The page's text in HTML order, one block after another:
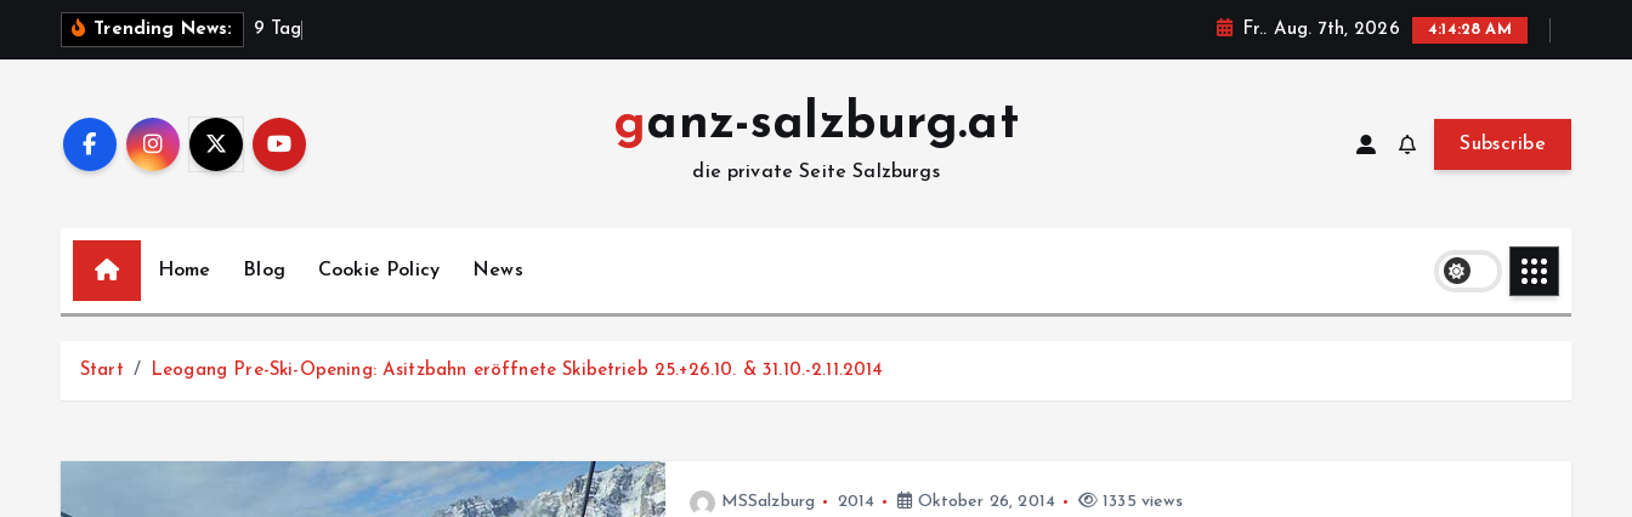
Trending News: 9 ag Fr.. Aug. 7th, 2026 4:14:29 AM
ganz-salzburg.at
die private Seite Salzburgs
Subscribe
Home Blog Cookie Policy News
Start Leogang Pre-Ski-Opening: Asitzbahn eröffnete Skibetrieb 25.+26.10. & 31.10.-2.11.2014
MSSalzburg 2014 Oktober 26, 2014 1335 views